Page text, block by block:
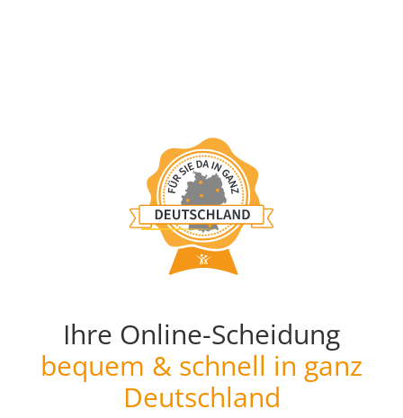
Ihre Online-Scheidung
bequem & schnell in ganz
Deutschland